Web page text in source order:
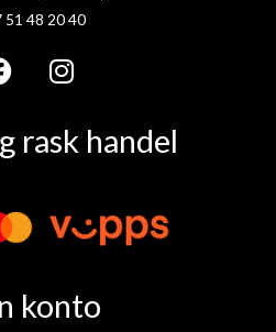
51 48 20 40
o
I
n
s
g
m
rask handel
konto